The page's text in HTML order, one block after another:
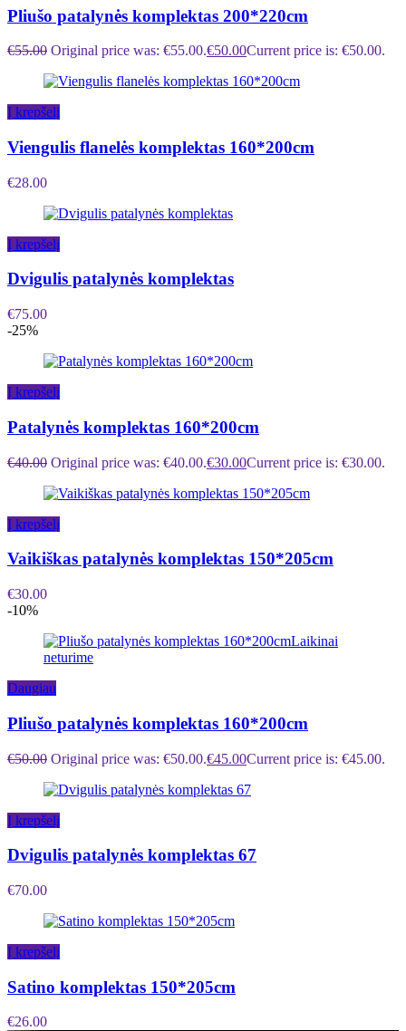
Pliušo patalynės komplektas 200*220cm
€55.00 Original price was: €55.00.€50.00Current price is: €50.00.
Į krepšelį
Viengulis flanelės komplektas 160*200cm
€28.00
Į krepšelį
Dvigulis patalynės komplektas
€75.00
-25%
Į krepšelį
Patalynės komplektas 160*200cm
€40.00 Original price was: €40.00.€30.00Current price is: €30.00.
Į krepšelį
Vaikiškas patalynės komplektas 150*205cm
€30.00
-10%
Laikinai
neturime
Daugiau
Pliušo patalynės komplektas 160*200cm
€50.00 Original price was: €50.00.€45.00Current price is: €45.00.
Į krepšelį
Dvigulis patalynės komplektas 67
€70.00
Į krepšelį
Satino komplektas 150*205cm
€26.00